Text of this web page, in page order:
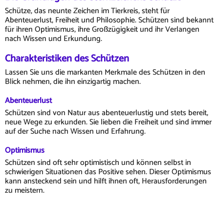
Schütze, das neunte Zeichen im Tierkreis, steht für
Abenteuerlust, Freiheit und Philosophie. Schützen sind bekannt
für ihren Optimismus, ihre Großzügigkeit und ihr Verlangen
nach Wissen und Erkundung.
Charakteristiken des Schützen
Lassen Sie uns die markanten Merkmale des Schützen in den
Blick nehmen, die ihn einzigartig machen.
Abenteuerlust
Schützen sind von Natur aus abenteuerlustig und stets bereit,
neue Wege zu erkunden. Sie lieben die Freiheit und sind immer
auf der Suche nach Wissen und Erfahrung.
Optimismus
Schützen sind oft sehr optimistisch und können selbst in
schwierigen Situationen das Positive sehen. Dieser Optimismus
kann ansteckend sein und hilft ihnen oft, Herausforderungen
zu meistern.